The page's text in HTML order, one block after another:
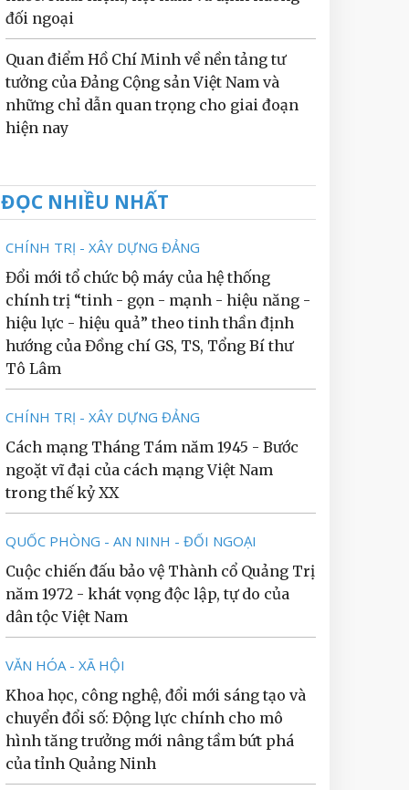
đối ngoại
Quan điểm Hồ Chí Minh về nền tảng tư
tưởng của Đảng Cộng sản Việt Nam và
những chỉ dẫn quan trọng cho giai đoạn
hiện nay
ĐỌC NHIỀU NHẤT
CHÍNH TRỊ - XÂY DỰNG ĐẢNG
Đổi mới tổ chức bộ máy của hệ thống
chính trị “tinh - gọn - mạnh - hiệu năng -
hiệu lực - hiệu quả” theo tinh thần định
hướng của Đồng chí GS, TS, Tổng Bí thư
Tô Lâm
CHÍNH TRỊ - XÂY DỰNG ĐẢNG
Cách mạng Tháng Tám năm 1945 - Bước
ngoặt vĩ đại của cách mạng Việt Nam
trong thế kỷ XX
QUỐC PHÒNG - AN NINH - ĐỐI NGOẠI
Cuộc chiến đấu bảo vệ Thành cổ Quảng Trị
năm 1972 - khát vọng độc lập, tự do của
dân tộc Việt Nam
VĂN HÓA - XÃ HỘI
Khoa học, công nghệ, đổi mới sáng tạo và
chuyển đổi số: Động lực chính cho mô
hình tăng trưởng mới nâng tầm bứt phá
của tỉnh Quảng Ninh